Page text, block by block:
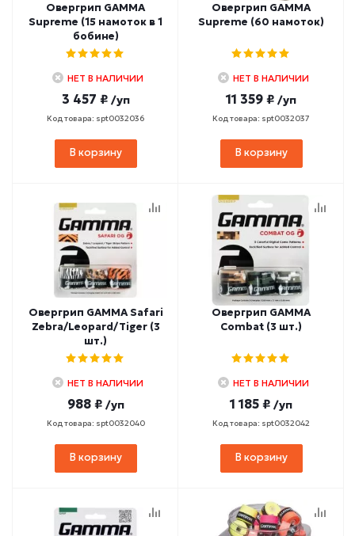
Овергрип GAMMA
Supreme (15 намоток в 1
бобине)
НЕТ В НАЛИЧИИ
3 457 ₽ /уп
Код товара: spt0032036
В корзину
Овергрип GAMMA
Supreme (60 намоток)
НЕТ В НАЛИЧИИ
11 359 ₽ /уп
Код товара: spt0032037
В корзину
Овергрип GAMMA Safari
Zebra/Leopard/Tiger (3
шт.)
НЕТ В НАЛИЧИИ
988 ₽ /уп
Код товара: spt0032040
В корзину
Овергрип GAMMA
Combat (3 шт.)
НЕТ В НАЛИЧИИ
1 185 ₽ /уп
Код товара: spt0032042
В корзину